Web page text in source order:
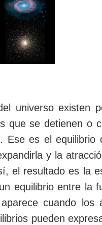
universo existen
que se detienen o
Ese es el equilibrio
y la
el resultado es la
equilibrio entre la
cuando los
pueden